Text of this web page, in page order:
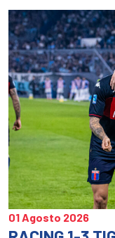
01 Agosto 2026